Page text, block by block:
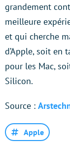
grandement
meilleure
et qui cherche
d’Apple, soit en
pour les Mac,
Silicon.
Source :
Apple